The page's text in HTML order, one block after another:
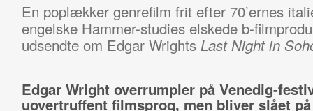
En poplækker genrefilm frit efter 70’ernes
engelske Hammer-studies elskede b-
udsendte om Edgar Wrights Last Night in
Edgar Wright overrumpler på Venedig-
uovertruffent filmsprog, men bliver slået på